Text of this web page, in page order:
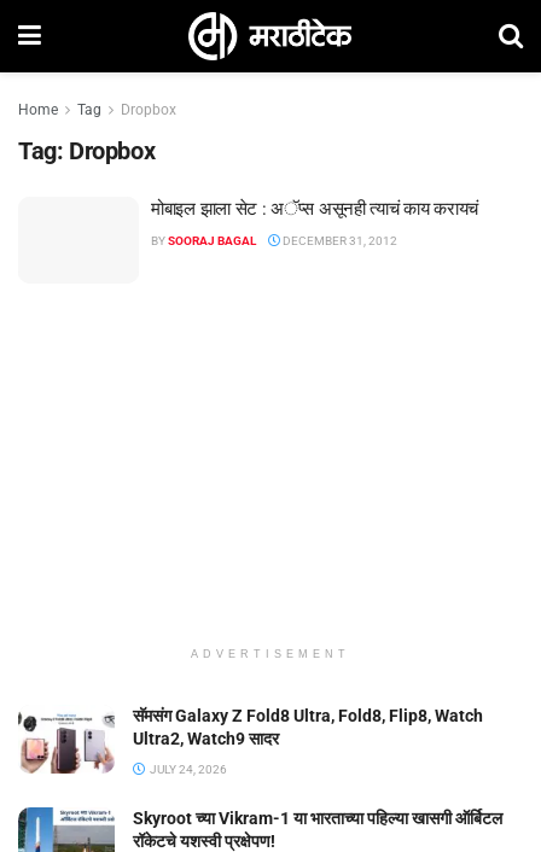
Home Tag Dropbox
Tag: Dropbox
मोबाइल झाला सेट : अॅप्स असूनही त्याचं काय करायचं
BYSOORAJ BAGAL DECEMBER 31, 2012
ADVERTISEMENT
सॅमसंग Galaxy Z Fold8 Ultra, Fold8, Flip8, Watch
Ultra2, Watch9 सादर
JULY 24, 2026
Skyroot च्या Vikram-1 या भारताच्या पहिल्या खासगी ऑर्बिटल
रॉकेटचे यशस्वी प्रक्षेपण!